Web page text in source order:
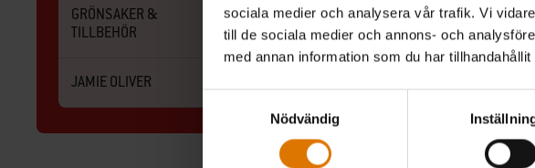
sociala medier och analysera vår trafik. Vi
till de sociala medier och annons- och
med annan information som du har
Nödvändig
GRÖNSAKER &
TILLBEHÖR
JAMIE OLIVER